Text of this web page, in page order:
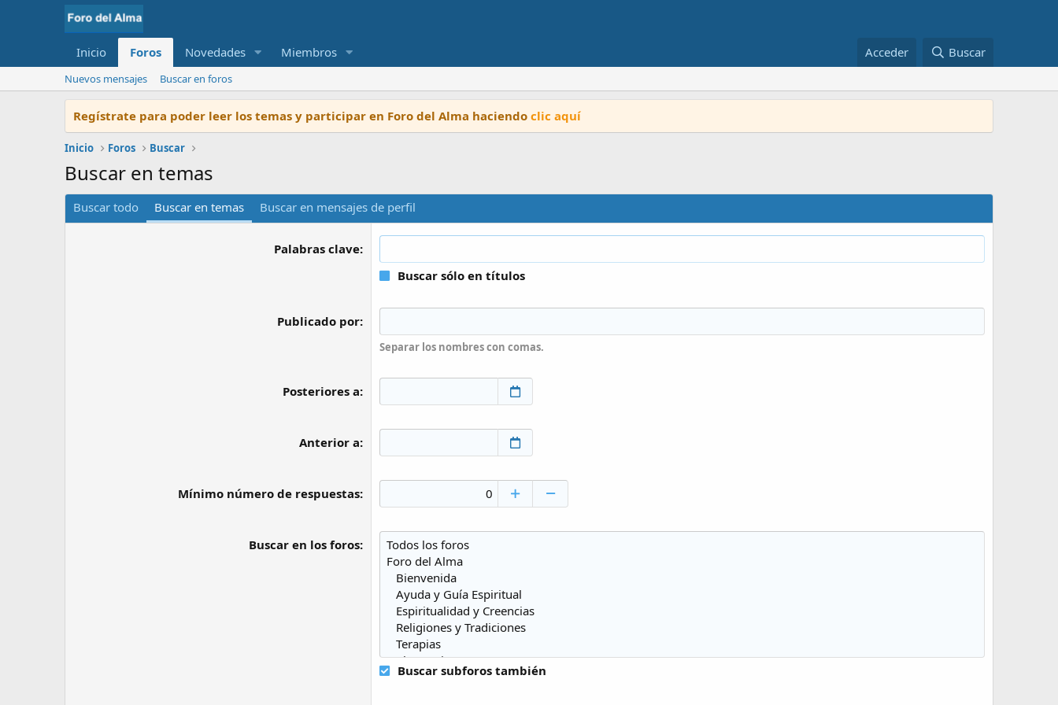
Inicio Foros Novedades Miembros Acceder Buscar
Nuevos mensajes Buscar en foros
Regístrate para poder leer los temas y participar en Foro del Alma haciendo clic aquí
Inicio Foros Buscar
Buscar en temas
Buscar todo Buscar en temas Buscar en mensajes de perfil
Palabras clave
Buscar sólo en títulos
Publicado por
Separar los nombres con comas.
Posteriores a
Anterior a
Mínimo número de respuestas
Buscar en los foros
Buscar subforos también